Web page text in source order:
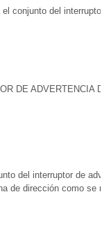
conjunto del interruptor
DE ADVERTENCIA
del interruptor de
de dirección como se